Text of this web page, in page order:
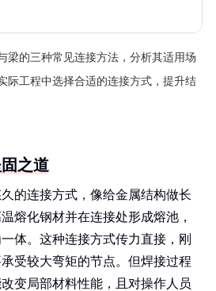
梁的三种常见连接方法，分析其适用场
际工程中选择合适的连接方式，提升结
之道
的连接方式，像给金属结构做长
熔化钢材并在连接处形成熔池，
体。这种连接方式传力直接，刚
受较大弯矩的节点。但焊接过程
变局部材料性能，且对操作人员